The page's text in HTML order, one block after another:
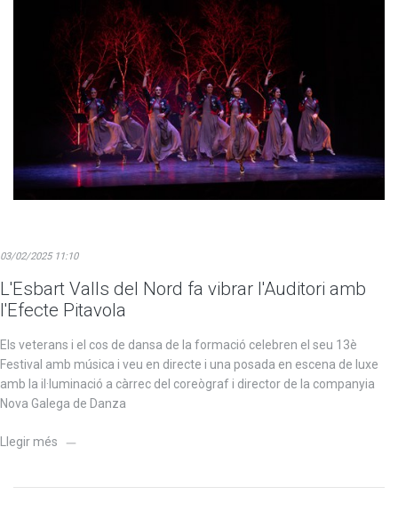
03/02/2025 11:10
L'Esbart Valls del Nord fa vibrar l'Auditori amb
l'Efecte Pitavola
Els veterans i el cos de dansa de la formació celebren el seu 13è
Festival amb música i veu en directe i una posada en escena de luxe
amb la il·luminació a càrrec del coreògraf i director de la companyia
Nova Galega de Danza
Llegir més